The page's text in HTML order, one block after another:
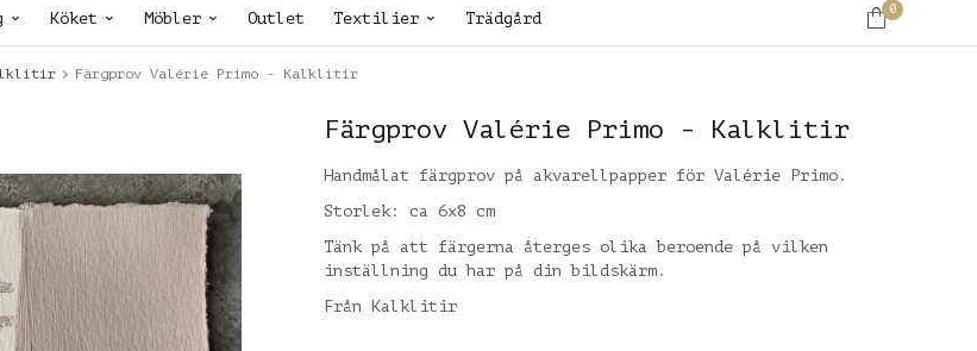
Köket Möbler Outlet Textilier Trädgård
0
Färgprov Valérie Primo - Kalklitir
Färgprov Valérie Primo - Kalklitir
Handmålat färgprov på akvarellpapper för Valérie Primo.
Storlek: ca 6x8 cm
Tänk på att färgerna återges olika beroende på vilken
inställning du har på din bildskärm.
Från Kalklitir